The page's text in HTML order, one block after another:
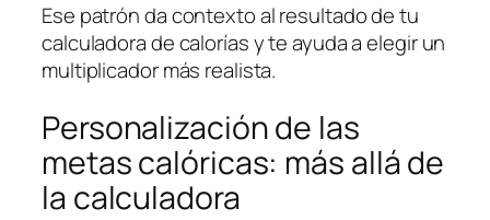
Ese patrón da contexto al resultado de tu
calculadora de calorías y te ayuda a elegir un
multiplicador más realista.
Personalización de las
metas calóricas: más allá de
la calculadora